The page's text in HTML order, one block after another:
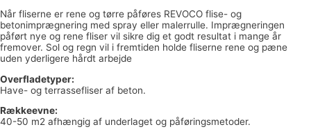
Når fliserne er rene og tørre påføres REVOCO flise- og
betonimprægnering med spray eller malerrulle. Imprægneringen
påført nye og rene fliser vil sikre dig et godt resultat i mange år
fremover. Sol og regn vil i fremtiden holde fliserne rene og pæne
uden yderligere hårdt arbejde
Overfladetyper:
Have- og terrassefliser af beton.
Rækkeevne:
40-50 m2 afhængig af underlaget og påføringsmetoder.